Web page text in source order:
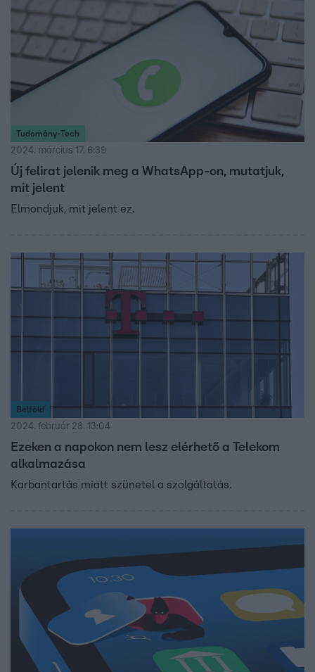
Tudomány-Tech
2024. március 17. 6:39
Új felirat jelenik meg a WhatsApp-on, mutatjuk,
mit jelent
Elmondjuk, mit jelent ez.
Belföld
2024. február 28. 13:04
Ezeken a napokon nem lesz elérhető a Telekom
alkalmazása
Karbantartás miatt szünetel a szolgáltatás.